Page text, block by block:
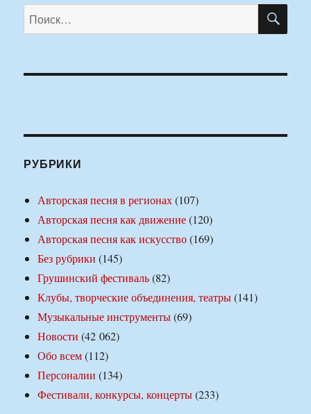
Искать:
РУБРИКИ
Авторская песня в регионах(107)
Авторская песня как движение(120)
Авторская песня как искусство(169)
Без рубрики (145)
Грушинский фестиваль(82)
Клубы, творческие объединения, театры(141)
Музыкальные инструменты(69)
Новости (42 062)
Обо всем(112)
Персоналии (134)
Фестивали, конкурсы, концерты(233)